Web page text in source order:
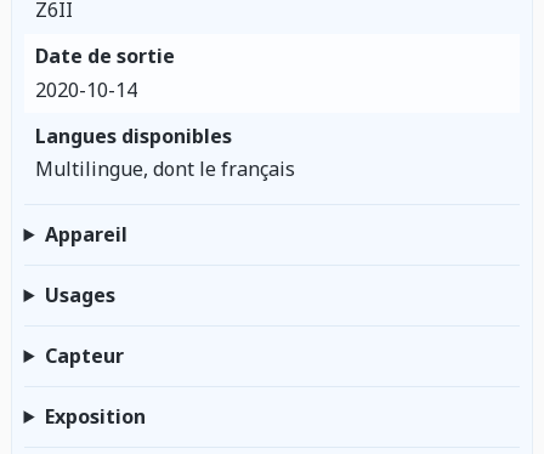
Z6II
Date de sortie
2020-10-14
Langues disponibles
Multilingue, dont le français
Appareil
Usages
Capteur
Exposition